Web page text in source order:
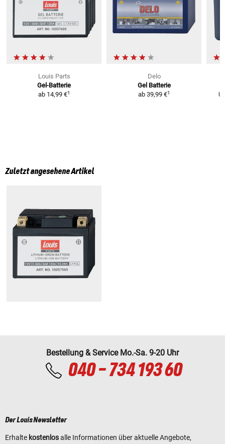
Louis Parts
Gel-Batterie
ab 14,99 €1
Delo
Gel Batterie
ab 39,99 €1
Zuletzt angesehene Artikel
Bestellung & Service Mo.-Sa. 9-20 Uhr
040 - 734 193 60
Der Louis Newsletter
Erhalte kostenlosalle Informationen über aktuelle Angebote,